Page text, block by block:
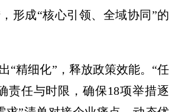
形成“核心引领、全域协同”的
“精细化”，释放政策效能。“任
责任与时限，确保18项举措逐